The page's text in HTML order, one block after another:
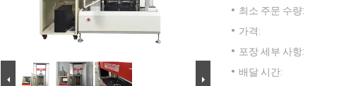
최소 주문 수량:
가격:
포장 세부 사항:
배달 시간: